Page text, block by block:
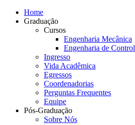
Home
Graduação
Cursos
Engenharia Mecânica
Engenharia de
Ingresso
Vida Acadêmica
Egressos
Coordenadorias
Perguntas Frequentes
Equipe
Pós-Graduação
Sobre Nós